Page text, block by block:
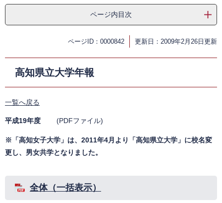
ページ内目次
ページID：0000842 更新日：2009年2月26日更新
高知県立大学年報
一覧へ戻る
平成19年度 (PDFファイル)
※「高知女子大学」は、2011年4月より「高知県立大学」に校名変
更し、男女共学となりました。
全体（一括表示）